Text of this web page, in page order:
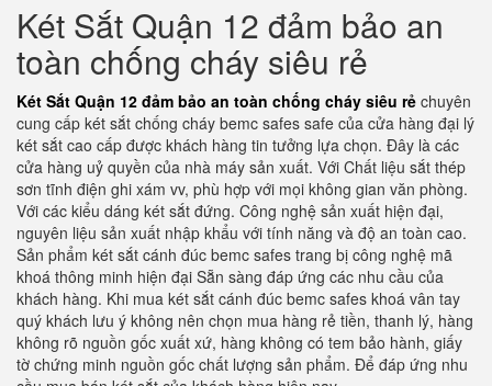
Két Sắt Quận 12 đảm bảo an
toàn chống cháy siêu rẻ
Két Sắt Quận 12 đảm bảo an toàn chống cháy siêu rẻ chuyên
cung cấp két sắt chống cháy bemc safes safe của cửa hàng đại lý
két sắt cao cấp được khách hàng tin tưởng lựa chọn. Đây là các
cửa hàng uỷ quyền của nhà máy sản xuất. Với Chất liệu sắt thép
sơn tĩnh điện ghi xám vv, phù hợp với mọi không gian văn phòng.
Với các kiểu dáng két sắt đứng. Công nghệ sản xuất hiện đại,
nguyên liệu sản xuất nhập khẩu với tính năng và độ an toàn cao.
Sản phẩm két sắt cánh đúc bemc safes trang bị công nghệ mã
khoá thông minh hiện đại Sẵn sàng đáp ứng các nhu cầu của
khách hàng. Khi mua két sắt cánh đúc bemc safes khoá vân tay
quý khách lưu ý không nên chọn mua hàng rẻ tiền, thanh lý, hàng
không rõ nguồn gốc xuất xứ, hàng không có tem bảo hành, giấy
tờ chứng minh nguồn gốc chất lượng sản phẩm. Để đáp ứng nhu